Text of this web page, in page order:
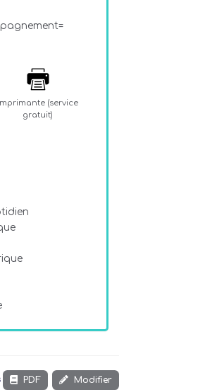
Imprimante (service
gratuit)
PDF Modifier